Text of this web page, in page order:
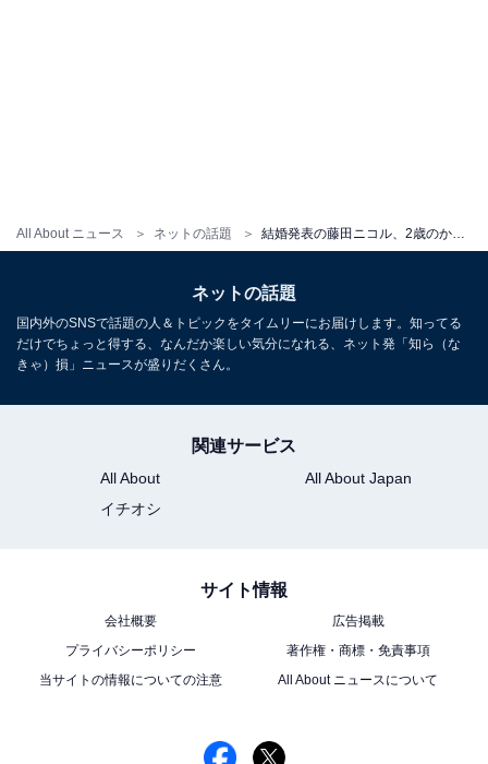
All About ニュース ネットの話題 結婚発表の藤田ニコル、2歳のかわいい家族を紹介し反響！ 「にこるんに似てる気がする」「幸せいっぱいだね」
ネットの話題
国内外のSNSで話題の人＆トピックをタイムリーにお届けします。知ってる
だけでちょっと得する、なんだか楽しい気分になれる、ネット発「知ら（な
きゃ）損」ニュースが盛りだくさん。
関連サービス
All About
All About Japan
イチオシ
サイト情報
会社概要
広告掲載
プライバシーポリシー
著作権・商標・免責事項
当サイトの情報についての注意
All About ニュースについて